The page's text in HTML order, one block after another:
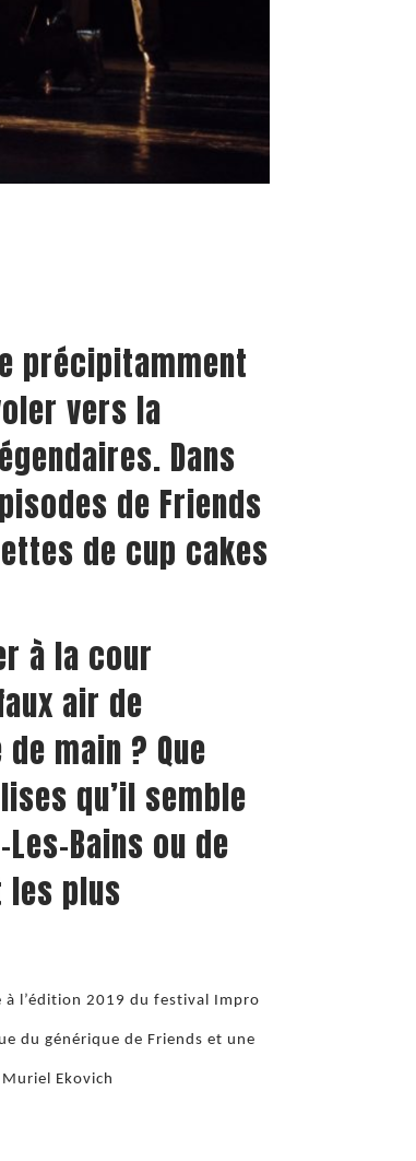
précipitamment
vers la
Dans
de Friends
de cup cakes
à la cour
air de
main ? Que
qu’il semble
Bains ou de
les plus
à l’édition 2019 du festival Impro
du générique de Friends et une
Ekovich